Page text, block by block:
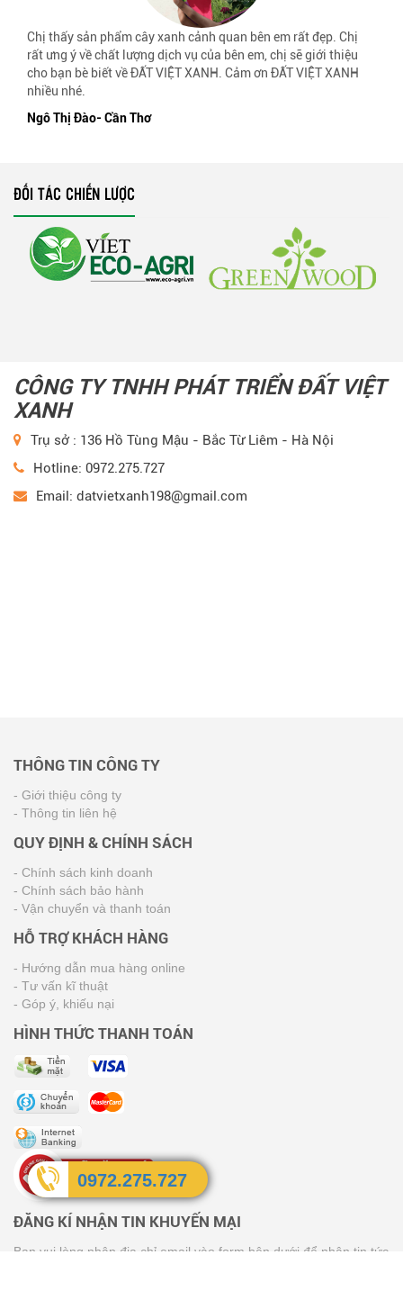
Chị thấy sản phẩm cây xanh cảnh quan bên em rất đẹp. Chị
rất ưng ý về chất lượng dịch vụ của bên em, chị sẽ giới thiệu
cho bạn bè biết về ĐẤT VIỆT XANH. Cảm ơn ĐẤT VIỆT XANH
nhiều nhé.
Ngô Thị Đào- Cần Thơ
ĐỐI TÁC CHIẾN LƯỢC
CÔNG TY TNHH PHÁT TRIỂN ĐẤT VIỆT
XANH
Trụ sở : 136 Hồ Tùng Mậu - Bắc Từ Liêm - Hà Nội
Hotline: 0972.275.727
Email: datvietxanh198@gmail.com
THÔNG TIN CÔNG TY
- Giới thiệu công ty
- Thông tin liên hệ
QUY ĐỊNH & CHÍNH SÁCH
- Chính sách kinh doanh
- Chính sách bảo hành
- Vận chuyển và thanh toán
HỖ TRỢ KHÁCH HÀNG
- Hướng dẫn mua hàng online
- Tư vấn kĩ thuật
- Góp ý, khiếu nại
HÌNH THỨC THANH TOÁN
ĐĂNG KÍ NHẬN TIN KHUYẾN MẠI
Bạn vui lòng nhập địa chỉ email vào form bên dưới để nhận tin tức
0972.275.727